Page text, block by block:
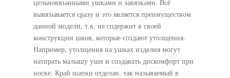
цельновязанными ушками и завязками. Всё
вывязывается сразу и это является преимуществом
данной модели, т.к. не содержит в своей
конструкции швов, которые создают утолщения.
Например, утолщения на ушках изделия могут
натирать малышу уши и создавать дискомфорт при
носке. Край шапки отделан, так называемый в